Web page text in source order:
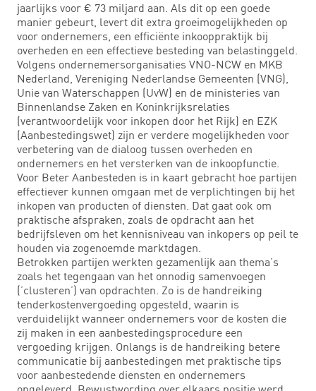
jaarlijks voor € 73 miljard aan. Als dit op een goede
manier gebeurt, levert dit extra groeimogelijkheden op
voor ondernemers, een efficiënte inkooppraktijk bij
overheden en een effectieve besteding van belastinggeld.
Volgens ondernemersorganisaties VNO-NCW en MKB
Nederland, Vereniging Nederlandse Gemeenten (VNG),
Unie van Waterschappen (UvW) en de ministeries van
Binnenlandse Zaken en Koninkrijksrelaties
(verantwoordelijk voor inkopen door het Rijk) en EZK
(Aanbestedingswet) zijn er verdere mogelijkheden voor
verbetering van de dialoog tussen overheden en
ondernemers en het versterken van de inkoopfunctie.
Voor Beter Aanbesteden is in kaart gebracht hoe partijen
effectiever kunnen omgaan met de verplichtingen bij het
inkopen van producten of diensten. Dat gaat ook om
praktische afspraken, zoals de opdracht aan het
bedrijfsleven om het kennisniveau van inkopers op peil te
houden via zogenoemde marktdagen.
Betrokken partijen werkten gezamenlijk aan thema’s
zoals het tegengaan van het onnodig samenvoegen
(’clusteren’) van opdrachten. Zo is de handreiking
tenderkostenvergoeding opgesteld, waarin is
verduidelijkt wanneer ondernemers voor de kosten die
zij maken in een aanbestedingsprocedure een
vergoeding krijgen. Onlangs is de handreiking betere
communicatie bij aanbestedingen met praktische tips
voor aanbestedende diensten en ondernemers